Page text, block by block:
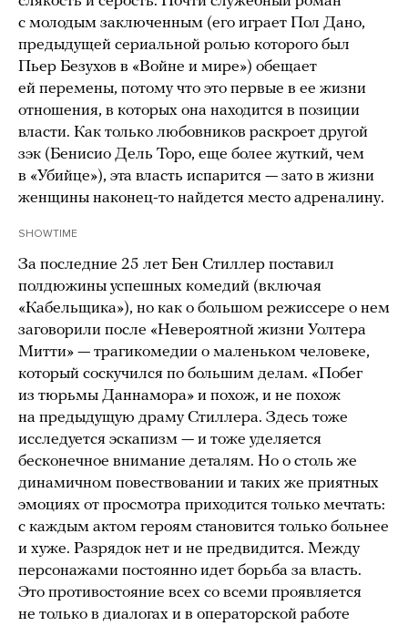
с молодым заключенным (его играет Пол Дано,
предыдущей сериальной ролью которого был
Пьер Безухов в «Войне и мире») обещает
ей перемены, потому что это первые в ее жизни
отношения, в которых она находится в позиции
власти. Как только любовников раскроет другой
зэк (Бенисио Дель Торо, еще более жуткий, чем
в «Убийце»), эта власть испарится — зато в жизни
женщины наконец-то найдется место адреналину.
SHOWTIME
За последние 25 лет Бен Стиллер поставил
полдюжины успешных комедий (включая
«Кабельщика»), но как о большом режиссере о нем
заговорили после «Невероятной жизни Уолтера
Митти» — трагикомедии о маленьком человеке,
который соскучился по большим делам. «Побег
из тюрьмы Даннамора» и похож, и не похож
на предыдущую драму Стиллера. Здесь тоже
исследуется эскапизм — и тоже уделяется
бесконечное внимание деталям. Но о столь же
динамичном повествовании и таких же приятных
эмоциях от просмотра приходится только мечтать:
с каждым актом героям становится только больнее
и хуже. Разрядок нет и не предвидится. Между
персонажами постоянно идет борьба за власть.
Это противостояние всех со всеми проявляется
не только в диалогах и в операторской работе